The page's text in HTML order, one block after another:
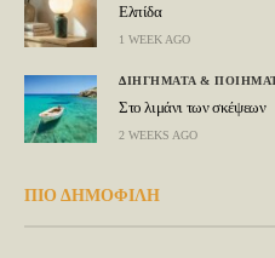
Ελπίδα
1 WEEK AGO
ΔΙΗΓΗΜΑΤΑ &
Στο λιμάνι των σκέψεων
2 WEEKS AGO
ΠΙΟ ΔΗΜΟΦΙΛΗ